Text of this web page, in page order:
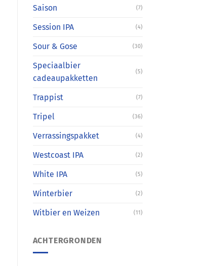
Saison (7)
Session IPA (4)
Sour & Gose (30)
Speciaalbier
cadeaupakketten
(5)
Trappist (7)
Tripel (36)
Verrassingspakket (4)
Westcoast IPA (2)
White IPA (5)
Winterbier (2)
Witbier en Weizen (11)
ACHTERGRONDEN